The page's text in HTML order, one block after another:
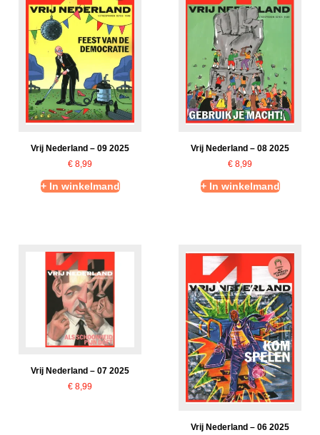
Vrij Nederland – 09 2025
€ 8,99
+ In winkelmand
Vrij Nederland – 08 2025
€ 8,99
+ In winkelmand
Vrij Nederland – 07 2025
€ 8,99
Vrij Nederland – 06 2025